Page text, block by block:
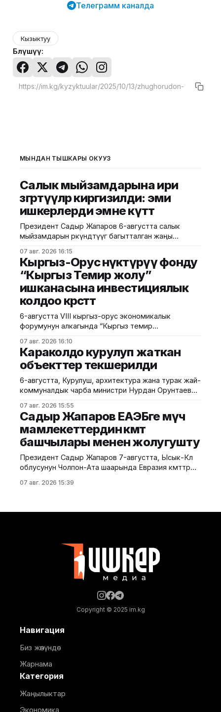
Телеграмм каналда
Кызыктуу
Бөлүшүү:
МЫНДАН ТЫШКАРЫ ОКУҢУЗ
Салык мыйзамдарына ири
өзгөртүүлөр киргизилди: эми
ишкерлерди эмне күтөт
Президент Садыр Жапаров 6-августта салык
мыйзамдарын өркүндөтүүгө багытталган жаңы
билдиргендей, өзгөртүүлөр ишкерлер үчүн ыңгайлуу
шарттарды түзүүгө жана салыктык башкарууну
жакшыртууга багытталган. Салык кызматынын
маалыматына караганда, жаңы мыйзамга ылайык
КРнын Салык кодексине төмөнкүдөй өзгөртүүлөр
киргизилди: 1) Креативдүү индустриялар
паркынын резиденттери үчүн 5 жылга бирдиктүү
07 авг. 2026 16:15
Кыргыз-Орус өнүктүрүү фонду
“Кыргыз Темир жолу”
ишканасына инвестициялык
колдоо көрсөтөт
6-августта VIII кыргыз-орус экономикалык
форумунун алкагында “Кыргыз темир
Орус өнүктүрүү фонду инвестициялык
долбоорлорду ишке ашыруу боюнча эки
келишимге кол коюшту. Бул тууралуу аталган
келишимдерге “Кыргыз темир жолу”мамлекеттик
ишканасынын башкы директору Азамат Сакиев
жанаКыргыз-Орус өнүктүрүү
фондунун башкармалыгынын төрагасы
07 авг. 2026 16:10
Караколдо курулуп жаткан
объекттер текшерилди
6-августта, Курулуш, архитектура жана турак жай-
коммуналдык чарба министри Нурдан Орунтаев
аймактагы бир катар курулуш объекттерин
кыдырып, курулуш иштеринин жүрүшү менен
таанышты. Курулуш, архитектура жана турак жай-
коммуналдык чарба министрлигинин маалыматына
ылайык, министр алгач оңдолуп жаткан Каракол
шаардык тарыхый музейиндеги иштерди
текшерип, андан
07 авг. 2026 15:55
Садыр Жапаров ЕАЭБге мүчө
мамлекеттердин өкмөт
башчылары менен жолугушту
Президент Садыр Жапаров 7-августта, Ысык-Көл
облусунун Чолпон-Ата шаарында Евразия өкмөттөр
үчүн Кыргызстанга келген Евразия экономикалык
Армения премьер-министри Никол Пашинян,
07 авг. 2026 15:39
Copyright © 2025 im.kg
Навигация
Биз жөнүндө
Жарнама
Категория
Жаңылыктар
Экономика